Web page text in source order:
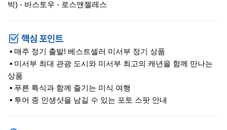
박) - 바스토우 - 로스앤젤레스
▪ 매주 정기 출발! 베스트셀러 미서부 정기 상품
▪ 미서부 최대 관광 도시와 미서부 최고의 캐년을 함께 만나는
상품
▪ 푸른 특식과 함께 즐기는 미식 여행
▪ 투어 중 인생샷을 남길 수 있는 포토 스팟 안내